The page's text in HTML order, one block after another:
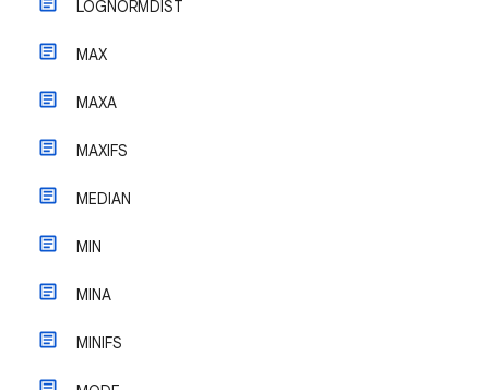
LOGNORMDIST
MAX
MAXA
MAXIFS
MEDIAN
MIN
MINA
MINIFS